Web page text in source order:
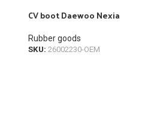
CV boot Daewoo Nexia
Rubber goods
SKU: 26002230-OEM